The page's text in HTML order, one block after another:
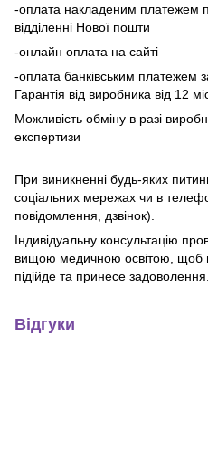
-оплата накладеним платежем
відділенні Нової пошти
-онлайн оплата на сайті
-оплата банківським платежем
Гарантія від виробника від 12
Можливість обміну в разі
експертизи
При виникненні будь-яких
соціальних мережах чи в
повідомлення, дзвінок).
Індивідуальну консультацію
вищою медичною освітою, щоб
підійде та принесе задоволення.
Відгуки